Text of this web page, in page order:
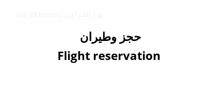
حجز وطيران
Flight reservation